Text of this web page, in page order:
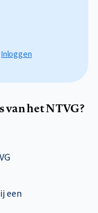
Inloggen
het NTVG?
een